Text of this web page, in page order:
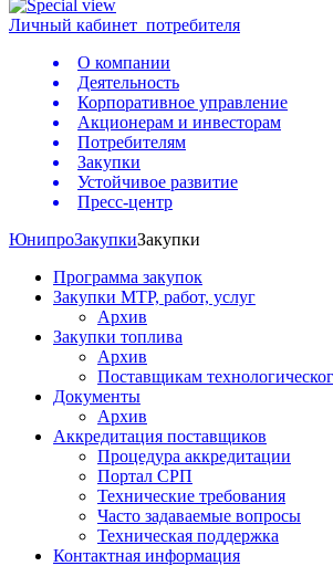
Личный кабинет потребителя
О компании
Деятельность
Корпоративное управление
Акционерам и инвесторам
Потребителям
Закупки
Устойчивое развитие
Пресс-центр
ЮнипроЗакупкиЗакупки
Программа закупок
Закупки МТР, работ, услуг
Архив
Закупки топлива
Архив
Поставщикам
Документы
Архив
Аккредитация поставщиков
Процедура аккредитации
Портал СРП
Технические требования
Часто задаваемые вопросы
Техническая поддержка
Контактная информация